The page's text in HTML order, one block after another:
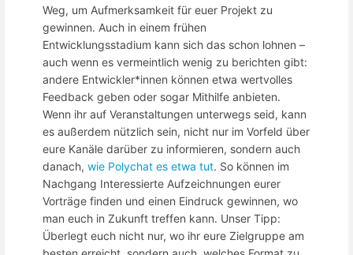
Weg, um Aufmerksamkeit für euer Projekt zu
gewinnen. Auch in einem frühen
Entwicklungsstadium kann sich das schon lohnen –
auch wenn es vermeintlich wenig zu berichten gibt:
andere Entwickler*innen können etwa wertvolles
Feedback geben oder sogar Mithilfe anbieten.
Wenn ihr auf Veranstaltungen unterwegs seid, kann
es außerdem nützlich sein, nicht nur im Vorfeld über
eure Kanäle darüber zu informieren, sondern auch
danach, wie Polychat es etwa tut. So können im
Nachgang Interessierte Aufzeichnungen eurer
Vorträge finden und einen Eindruck gewinnen, wo
man euch in Zukunft treffen kann. Unser Tipp:
Überlegt euch nicht nur, wo ihr eure Zielgruppe am